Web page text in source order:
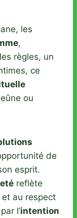
les
,
règles, un
ce
ou
de
esprit.
reflète
et au respect
l’intention